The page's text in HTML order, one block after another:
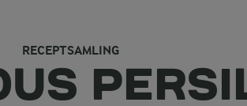
RECEPTSAMLING